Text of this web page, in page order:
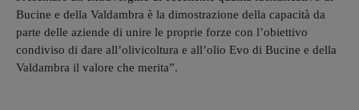
Bucine e della Valdambra è la dimostrazione della capacità da
parte delle aziende di unire le proprie forze con l’obiettivo
condiviso di dare all’olivicoltura e all’olio Evo di Bucine e della
Valdambra il valore che merita”.